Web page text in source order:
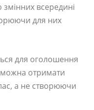
змінних всередині
для них
для оголошення
можна отримати
а не створюючи